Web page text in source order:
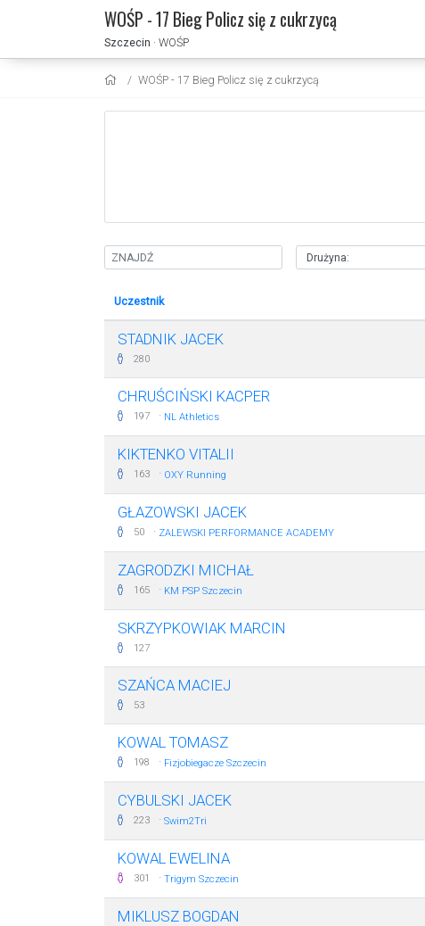
WOŚP - 17 Bieg Policz się z cukrzycą
Szczecin · WOŚP
WOŚP - 17 Bieg Policz się z cukrzycą
Uczestnik
STADNIK JACEK
280
CHRUŚCIŃSKI KACPER
197 · NL Athletics
KIKTENKO VITALII
163 · OXY Running
GŁAZOWSKI JACEK
50 · ZALEWSKI PERFORMANCE ACADEMY
ZAGRODZKI MICHAŁ
165 · KM PSP Szczecin
SKRZYPKOWIAK MARCIN
127
SZAŃCA MACIEJ
53
KOWAL TOMASZ
198 · Fizjobiegacze Szczecin
CYBULSKI JACEK
223 · Swim2Tri
KOWAL EWELINA
301 · Trigym Szczecin
MIKLUSZ BOGDAN